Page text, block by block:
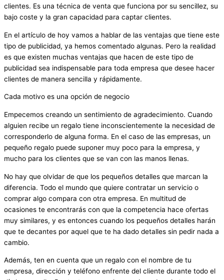
clientes. Es una técnica de venta que funciona por su sencillez, su
bajo coste y la gran capacidad para captar clientes.
En el artículo de hoy vamos a hablar de las ventajas que tiene este
tipo de publicidad, ya hemos comentado algunas. Pero la realidad
es que existen muchas ventajas que hacen de este tipo de
publicidad sea indispensable para toda empresa que desee hacer
clientes de manera sencilla y rápidamente.
Cada motivo es una opción de negocio
Empecemos creando un sentimiento de agradecimiento. Cuando
alguien recibe un regalo tiene inconscientemente la necesidad de
corresponderlo de alguna forma. En el caso de las empresas, un
pequeño regalo puede suponer muy poco para la empresa, y
mucho para los clientes que se van con las manos llenas.
No hay que olvidar de que los pequeños detalles que marcan la
diferencia. Todo el mundo que quiere contratar un servicio o
comprar algo compara con otra empresa. En multitud de
ocasiones te encontrarás con que la competencia hace ofertas
muy similares, y es entonces cuando los pequeños detalles harán
que te decantes por aquel que te ha dado detalles sin pedir nada a
cambio.
Además, ten en cuenta que un regalo con el nombre de tu
empresa, dirección y teléfono enfrente del cliente durante todo el